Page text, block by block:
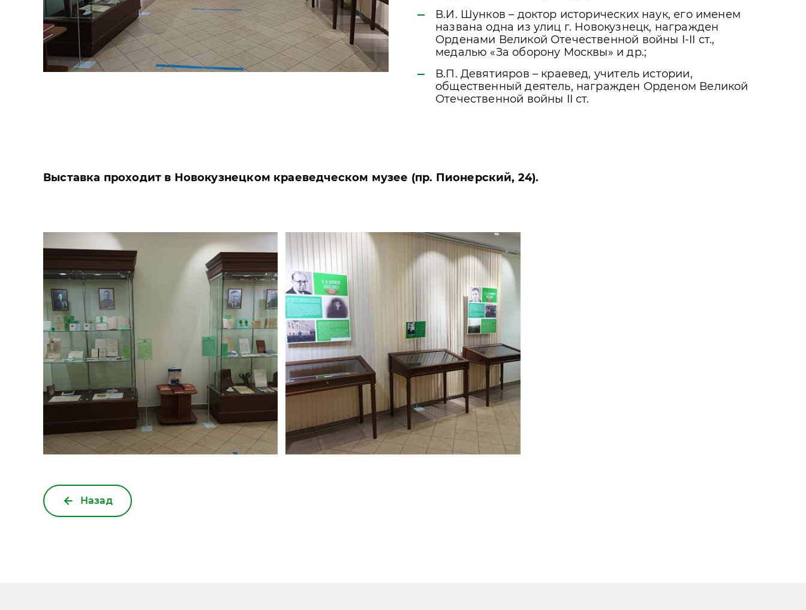
В.И. Шунков – доктор исторических наук, его именем
названа одна из улиц г. Новокузнецк, награжден
Орденами Великой Отечественной войны I-II ст.,
медалью «За оборону Москвы» и др.;
В.П. Девятияров – краевед, учитель истории,
общественный деятель, награжден Орденом Великой
Отечественной войны II ст.
Выставка проходит в Новокузнецком краеведческом музее (пр. Пионерский, 24).
Назад